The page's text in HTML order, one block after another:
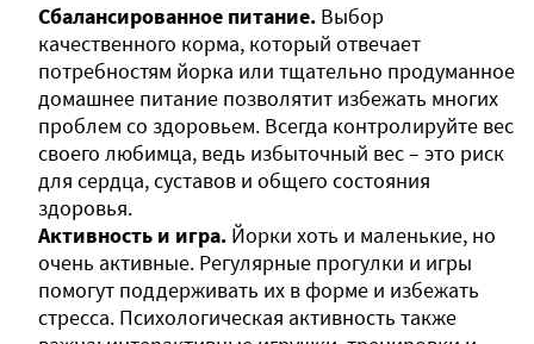
Сбалансированное питание. Выбор
качественного корма, который отвечает
потребностям йорка или тщательно продуманное
домашнее питание позволятит избежать многих
проблем со здоровьем. Всегда контролируйте вес
своего любимца, ведь избыточный вес – это риск
для сердца, суставов и общего состояния
здоровья.
Активность и игра. Йорки хоть и маленькие, но
очень активные. Регулярные прогулки и игры
помогут поддерживать их в форме и избежать
стресса. Психологическая активность также